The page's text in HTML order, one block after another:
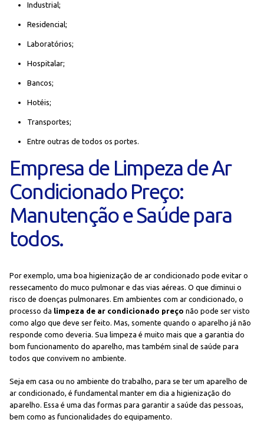
Industrial;
Residencial;
Laboratórios;
Hospitalar;
Bancos;
Hotéis;
Transportes;
Entre outras de todos os portes.
Empresa de Limpeza de Ar
Condicionado Preço:
Manutenção e Saúde para
todos.
Por exemplo, uma boa higienização de ar condicionado pode evitar o
ressecamento do muco pulmonar e das vias aéreas. O que diminui o
risco de doenças pulmonares. Em ambientes com ar condicionado, o
processo da limpeza de ar condicionado preço não pode ser visto
como algo que deve ser feito. Mas, somente quando o aparelho já não
responde como deveria. Sua limpeza é muito mais que a garantia do
bom funcionamento do aparelho, mas também sinal de saúde para
todos que convivem no ambiente.
Seja em casa ou no ambiente do trabalho, para se ter um aparelho de
ar condicionado, é fundamental manter em dia a higienização do
aparelho. Essa é uma das formas para garantir a saúde das pessoas,
bem como as funcionalidades do equipamento.